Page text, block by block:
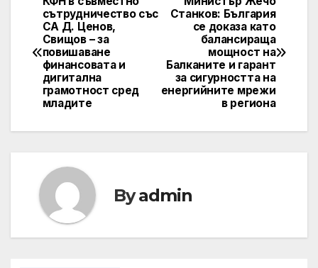
Post
navigation
Станков: България
се доказа като
балансираща
мощност на
Балканите и гарант
за сигурността на
енергийните мрежи
в региона
сътрудничество със
СА Д. Ценов,
Свищов – за
повишаване
финансовата и
дигитална
грамотност сред
младите
Byadmin